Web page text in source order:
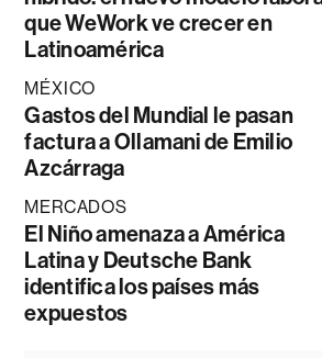
que WeWork ve crecer en
Latinoamérica
MÉXICO
Gastos del Mundial le pasan
factura a Ollamani de Emilio
Azcárraga
MERCADOS
El Niño amenaza a América
Latina y Deutsche Bank
identifica los países más
expuestos